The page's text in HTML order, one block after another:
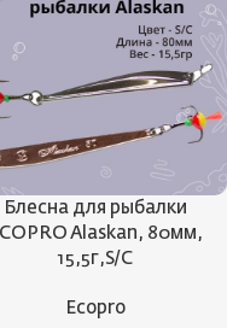
Блесна для рыбалки
Alaskan, 80мм,
15,5г,S/C
Ecopro